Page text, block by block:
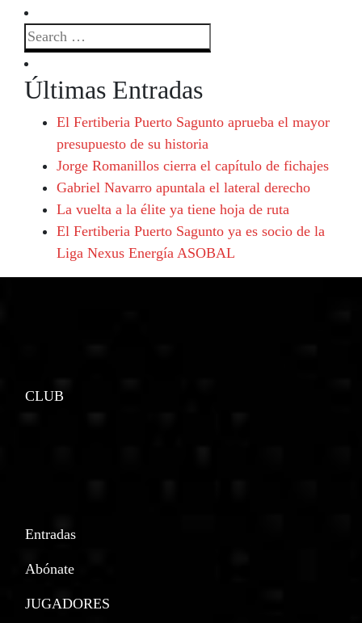
CLUB
Entradas
Abónate
JUGADORES
Últimas Entradas
El Fertiberia Puerto Sagunto aprueba el mayor
presupuesto de su historia
Jorge Romanillos cierra el capítulo de fichajes
Gabriel Navarro apuntala el lateral derecho
La vuelta a la élite ya tiene hoja de ruta
El Fertiberia Puerto Sagunto ya es socio de la
Liga Nexus Energía ASOBAL